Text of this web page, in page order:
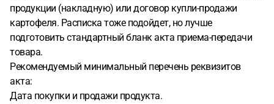
продукции (накладную) или договор купли-продажи
картофеля. Расписка тоже подойдет, но лучше
подготовить стандартный бланк акта приема-передачи
товара.
Рекомендуемый минимальный перечень реквизитов
акта:
Дата покупки и продажи продукта.